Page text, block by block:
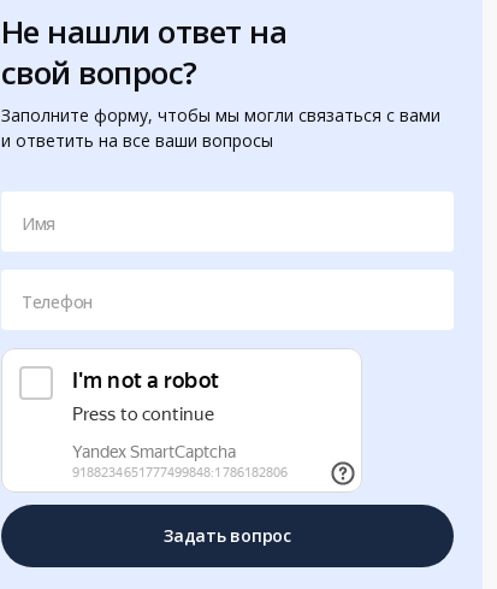
Не нашли ответ на
свой вопрос?
Заполните форму, чтобы мы могли связаться с вами
и ответить на все ваши вопросы
Имя
Телефон
Задать вопрос